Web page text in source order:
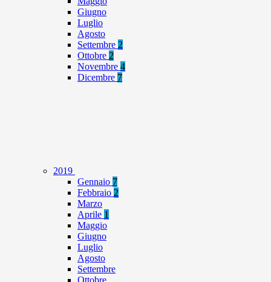
Giugno
Luglio
Agosto
Settembre 2
Ottobre 2
Novembre 4
Dicembre 7
2019
Gennaio 7
Febbraio 2
Marzo
Aprile 1
Maggio
Giugno
Luglio
Agosto
Settembre